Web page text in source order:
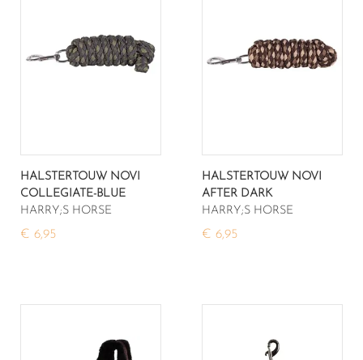
HALSTERTOUW NOVI
COLLEGIATE-BLUE
HARRY;S HORSE
€ 6,95
HALSTERTOUW NOVI
AFTER DARK
HARRY;S HORSE
€ 6,95